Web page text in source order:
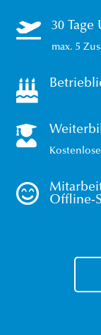
 30 Tage
max. 5



Offline-